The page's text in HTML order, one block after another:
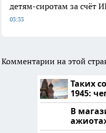
детям-сиротам за счёт
03:33
Комментарии на этой
Таких
1945:
нам?
В